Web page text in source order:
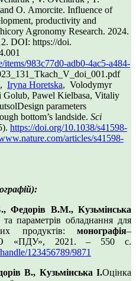
and O. Аmorcite. Influence of
productivity and
Agronomy Research. 2024.
DOI: https://doi.
items/983c77d0-adb0-4ac5-a484-
Iryna Horetska, Volodymyr
Pawel Kielbasa, Vitaliy
parameters
bottom’s landside. Sci
https://doi.org/10.1038/s41598-
articles/s41598-
Федорів В.М., Кузьмінська
параметрів обладнання для
продуктів: монографія–
ЗВО «ПДУ», 2021. – 550 с.
123456789/9871
В., Кузьмінська І.Оцінка